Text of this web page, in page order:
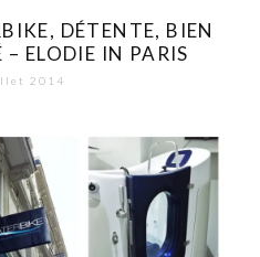
DÉTENTE, BIEN
– ELODIE IN PARIS
2014